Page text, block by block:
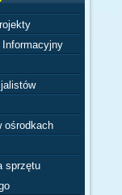
Informacyjny
ośrodkach
sprzętu